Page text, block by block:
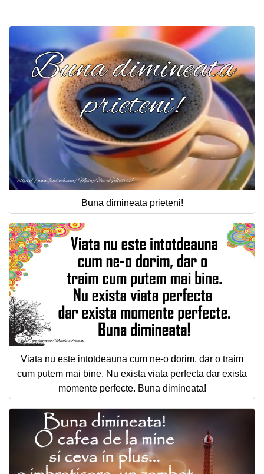
Buna dimineata prieteni!
Viata nu este intotdeauna cum ne-o dorim, dar o traim
cum putem mai bine. Nu exista viata perfecta dar exista
momente perfecte. Buna dimineata!